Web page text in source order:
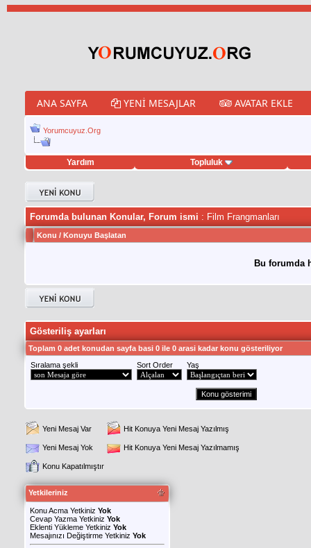
ANA SAYFA YENI MESAJLAR AVATAR EKLE
Yorumcuyuz.Org
Yardım Topluluk
hilesi
Forumda bulunan Konular, Forum ismi : Film Frangmanları
Konu / Konuyu Başlatan
Bu forumda
Gösteriliş ayarları
Toplam 0 adet konudan sayfa basi 0 ile 0 arasi kadar konu gösteriliyor
Sıralama şekli
Sort Order Yaş
Yeni Mesaj Var Hit Konuya Yeni Mesaj Yazılmış
Yeni Mesaj Yok Hit Konuya Yeni Mesaj Yazılmamış
Konu Kapatılmıştır
Yetkileriniz
Konu Acma Yetkiniz Yok
Cevap Yazma Yetkiniz Yok
Eklenti Yükleme Yetkiniz Yok
Mesajınızı Değiştirme Yetkiniz Yok